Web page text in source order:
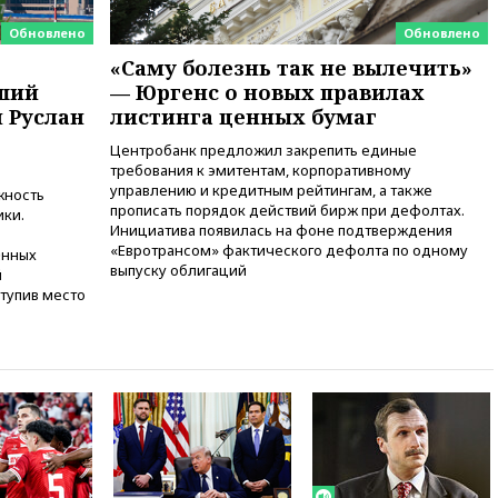
пирамиды АФК «Наследие»
получили от шести до 12 лет
вчера, 15:45Верховный суд 10
августа рассмотрит иск о
снятии «Яблока» с выборов
вчера, 15:35Четыре человека
пострадали при пожаре на
складе с красками в Брянске
вчера, 15:15 «Аэрофлот» с 1
октября возобновит
альянс
вчера, 14:39
Экс-издатель
Popcorn Books получил
условный срок по делу о
пропаганде ЛГБТ
Обновлено
место
Обновлено
«Саму болезнь так не вылечить»
— Юргенс о новых правилах
листинга ценных бумаг
Центробанк предложил закрепить единые
требования к эмитентам, корпоративному
управлению и кредитным рейтингам, а также
прописать порядок действий бирж при дефолтах.
Инициатива появилась на фоне подтверждения
«Евротрансом» фактического дефолта по одному
выпуску облигаций